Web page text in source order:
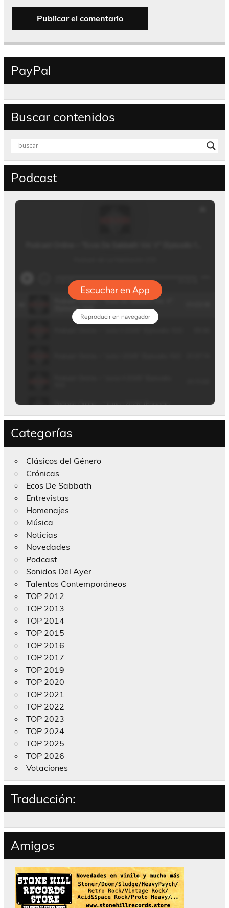
PayPal
Buscar contenidos
Podcast
Categorías
Clásicos del Género
Crónicas
Ecos De Sabbath
Entrevistas
Homenajes
Música
Noticias
Novedades
Podcast
Sonidos Del Ayer
Talentos Contemporáneos
TOP 2012
TOP 2013
TOP 2014
TOP 2015
TOP 2016
TOP 2017
TOP 2019
TOP 2020
TOP 2021
TOP 2022
TOP 2023
TOP 2024
TOP 2025
TOP 2026
Votaciones
Traducción:
Amigos